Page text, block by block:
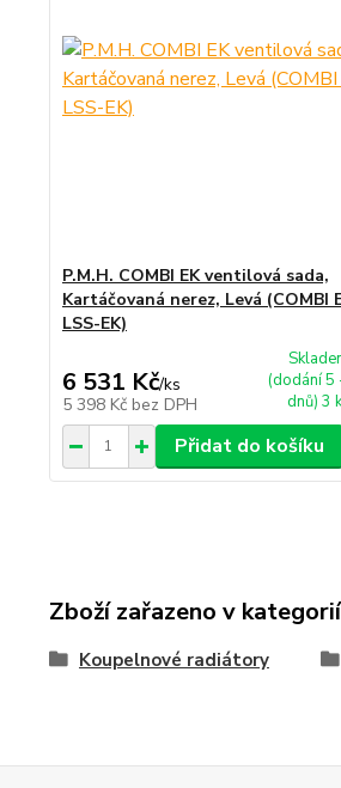
P.M.H. COMBI EK ventilová sada,
Kartáčovaná nerez, Levá (COMBI
LSS-EK)
6 531 Kč/ks
5 398 Kč bez DPH
(dodání 5
dnů) 3
Přidat do košíku
Zboží zařazeno v
Koupelnové radiátory